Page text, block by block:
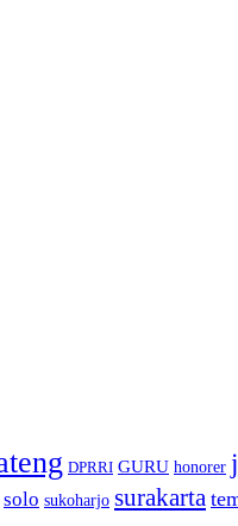
DPRRI GURU honorer
solo sukoharjo surakarta